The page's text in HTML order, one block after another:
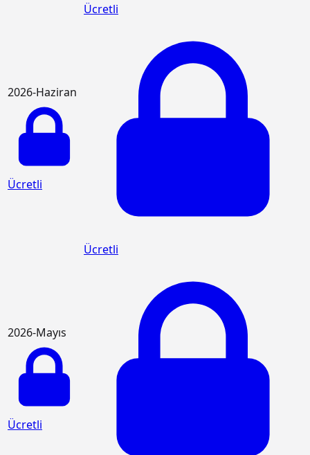
Ücretli
2026-Haziran
Ücretli
Ücretli
2026-Mayıs
Ücretli